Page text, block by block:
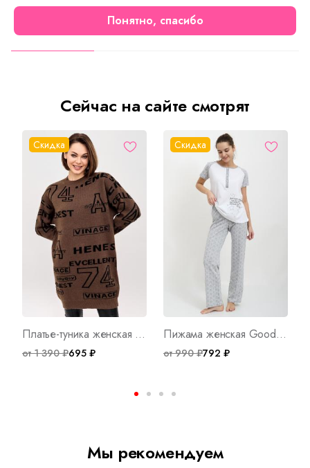
Описание товараХарактеристики товараОтзывы
Сейчас на сайте смотрят
Скидка
Платье-туника женская Ретро К Арт. 8936
от 1 390 ₽695 ₽
Скидка
Пижама женская Good Night Д Арт. 5656
от 990 ₽792 ₽
Мы рекомендуем
Понятно, спасибо